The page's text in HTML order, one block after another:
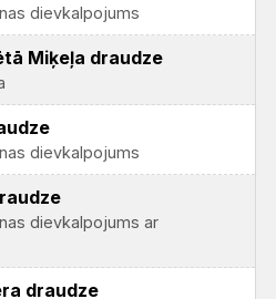
dievkalpojums
Miķeļa draudze
dievkalpojums
dievkalpojums ar
draudze